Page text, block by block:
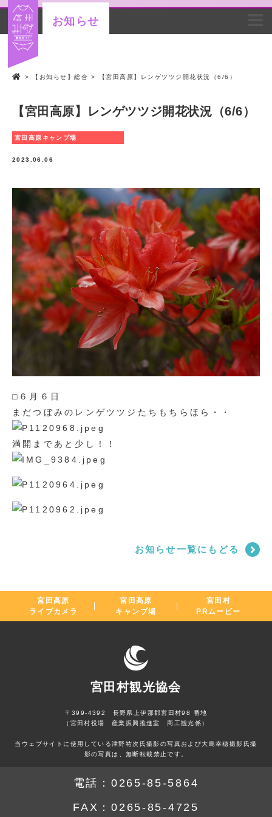
お知らせ
> 【お知らせ】総合 > 【宮田高原】レンゲツツジ開花状況（6/6）
【宮田高原】レンゲツツジ開花状況（6/6）
宮田高原キャンプ場
2023.06.06
□６月６日
まだつぼみのレンゲツツジたちもちらほら・・
満開まであと少し！！
お知らせ一覧にもどる
宮田高原
ライブカメラ
宮田高原
キャンプ場
宮田村
PRムービー
宮田村観光協会
〒399-4392 長野県上伊那郡宮田村98 番地
（宮田村役場 産業振興推進室 商工観光係）
当ウェブサイトに使用している津野祐次氏撮影の写真および大島幸穂撮影氏撮
影の写真は、無断転載禁止です。
電話： 0265-85-5864
FAX：0265-85-4725